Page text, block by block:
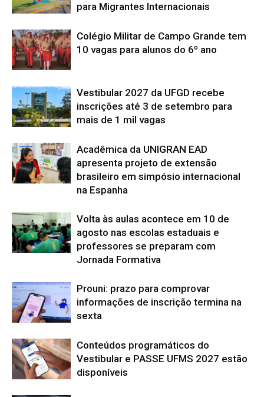
para Migrantes Internacionais
Colégio Militar de Campo Grande tem
10 vagas para alunos do 6º ano
Vestibular 2027 da UFGD recebe
inscrições até 3 de setembro para
mais de 1 mil vagas
Acadêmica da UNIGRAN EAD
apresenta projeto de extensão
brasileiro em simpósio internacional
na Espanha
Volta às aulas acontece em 10 de
agosto nas escolas estaduais e
professores se preparam com
Jornada Formativa
Prouni: prazo para comprovar
informações de inscrição termina na
sexta
Conteúdos programáticos do
Vestibular e PASSE UFMS 2027 estão
disponíveis